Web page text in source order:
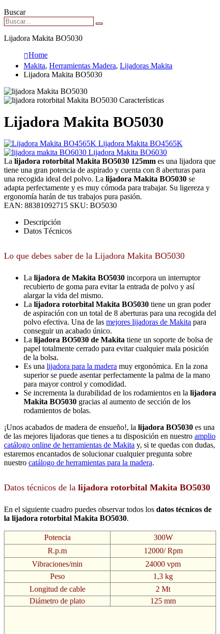
Buscar
Lijadora Makita BO5030
Home
Makita, Herramientas Madera, Lijadoras Makita
Lijadora Makita BO5030
Lijadora Makita BO5030
Lijadora Makita BO4565K
Lijadora Makita BO6030
La lijadora rotorbital Makita BO5030 125mm es una lijadora que
tiene una gran potencia de aspirado y cuenta con 8 aberturas para
una recogida ideal del polvo. La lijadora Makita BO5030 se
adapta perfectamente y es muy cómoda para trabajar. Su ligereza y
ergonomía harán de tus trabajos pura pasión.
EAN: 88381092715 SKU: BO5030
Descripción
Datos Técnicos
Lo que debes saber de la Lijadora Makita BO5030
La lijadora de Makita BO5030 incorpora un interruptor
recubierto de goma para evitar la entrada de polvo y así
alargar la vida del mismo.
La lijadora rotorbital Makita BO5030 tiene un gran poder
de aspiración con un total de 8 aberturas para una recogida del
polvo efectiva. Una de las mejores lijadoras de Makita para
conseguir un acabado único.
La lijadora BO5030 de Makita tiene un soporte de bolsa de
papel totalmente cerrado para evitar cualquier mala posición
de la bolsa.
Es una lijadora para la madera muy ergonómica. En la zona
superior se puede asentar perfectamente la palma de la mano
para mayor control y comodidad.
Se incrementa la durabilidad de los rodamientos en la lijadora
Makita BO5030 gracias al aumento de sección de los
rodamientos de bolas.
¡Unos acabados de madera de ensueño!, la lijadora BO5030 es una
de las mejores lijadoras que tienes a tu disposición en nuestro amplio
catálogo online de herramientas de Makita y, si te quedas con dudas,
estaremos encantados de solucionar cualquier pregunta sobre
nuestro catálogo de herramientas para la madera.
Datos técnicos de la lijadora rotorbital Makita BO5030
En el siguiente cuadro puedes observar todos los datos técnicos de
la lijadora rotorbital Makita BO5030.
Potencia
300W
R.p.m
12000/ Rpm
Vibraciones/min
24000 vpm
Peso
1,3 kg
Longitud de cable
2 Mt
Diámetro de plato
125 mm